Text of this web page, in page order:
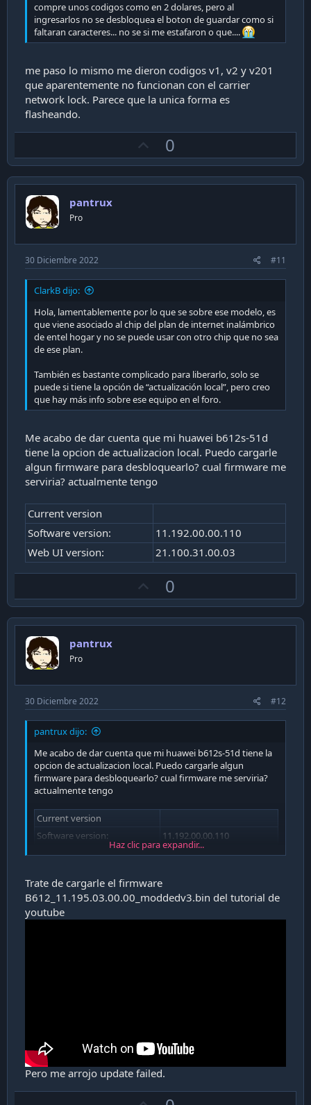
compre unos codigos como en 2 dolares, pero al
ingresarlos no se desbloquea el boton de guardar como si
faltaran caracteres... no se si me estafaron o que....
me paso lo mismo me dieron codigos v1, v2 y v201
que aparentemente no funcionan con el carrier
network lock. Parece que la unica forma es
flasheando.
p
v
0
pantrux
Pro
30 Diciembre 2022 #11
ClarkB dijo:
Hola, lamentablemente por lo que se sobre ese modelo, es
que viene asociado al chip del plan de internet inalámbrico
de entel hogar y no se puede usar con otro chip que no sea
de ese plan.
También es bastante complicado para liberarlo, solo se
puede si tiene la opción de “actualización local”, pero creo
que hay más info sobre ese equipo en el foro.
Me acabo de dar cuenta que mi huawei b612s-51d
tiene la opcion de actualizacion local. Puedo cargarle
algun firmware para desbloquearlo? cual firmware me
serviria? actualmente tengo
Current version
Software version:
11.192.00.00.110
Web UI version:
21.100.31.00.03
p
v
0
pantrux
Pro
30 Diciembre 2022 #12
pantrux dijo:
Me acabo de dar cuenta que mi huawei b612s-51d tiene la
opcion de actualizacion local. Puedo cargarle algun
firmware para desbloquearlo? cual firmware me serviria?
actualmente tengo
Current version
Software version:
11.192.00.00.110
Web UI version:
21.100.31.00.03
Haz clic para expandir...
Trate de cargarle el firmware
B612_11.195.03.00.00_moddedv3.bin del tutorial de
youtube
Pero me arrojo update failed.